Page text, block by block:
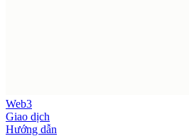
Web3
Giao dịch
Hướng dẫn